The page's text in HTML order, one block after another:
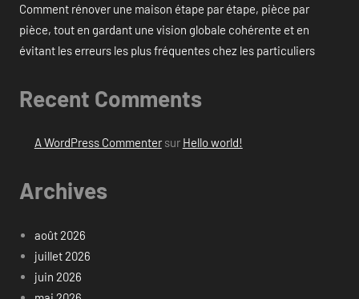
Comment rénover une maison étape par étape, pièce par
pièce, tout en gardant une vision globale cohérente et en
évitant les erreurs les plus fréquentes chez les particuliers
Recent Comments
A WordPress Commentersur Hello world!
Archives
août 2026
juillet 2026
juin 2026